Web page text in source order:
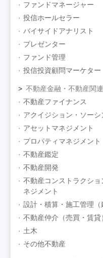
ファンドマネージャー
投信ホールセラー
バイサイドアナリスト
プレゼンター
ファンド管理
投信投資顧問マーケター
不動産金融・不動産関
不動産ファイナンス
アクイジション・ソーシ
アセットマネジメント
プロパティマネジメント
不動産鑑定
不動産開発
不動産コンストラクシ
ネジメント
設計・積算・施工管理（
不動産仲介（売買・賃貸
土木
その他不動産